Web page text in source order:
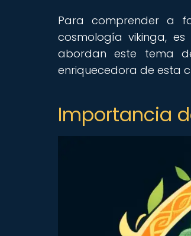
Para comprender a
cosmología vikinga,
abordan este tema
enriquecedora de esta
Importancia